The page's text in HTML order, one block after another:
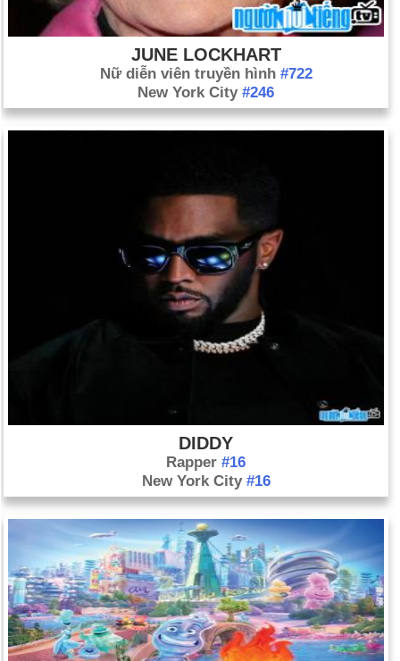
JUNE LOCKHART
Nữ diễn viên truyền hình #722
New York City #246
DIDDY
Rapper #16
New York City #16